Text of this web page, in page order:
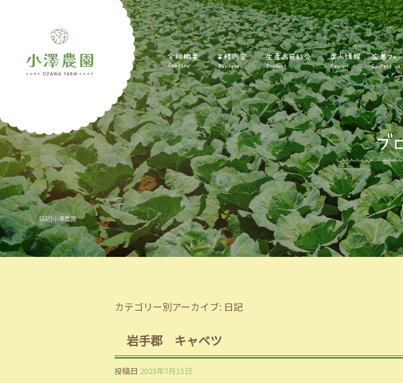
日記|小澤農園
カテゴリー別アーカイブ: 日記
岩手郡 キャベツ
投稿日 2023年7月15日